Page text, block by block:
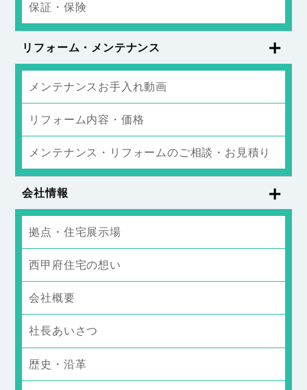
保証・保険
リフォーム・メンテナンス
メンテナンスお手入れ動画
リフォーム内容・価格
メンテナンス・リフォームのご相談・お見積り
会社情報
拠点・住宅展示場
西甲府住宅の想い
会社概要
社長あいさつ
歴史・沿革